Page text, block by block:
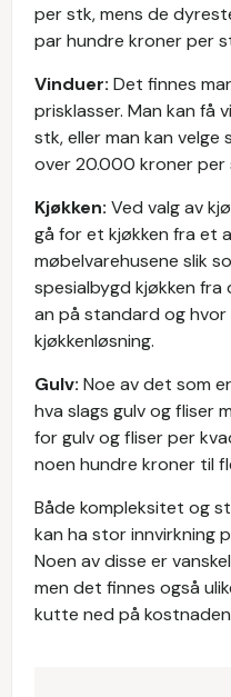
per stk, mens de
par hundre kroner per
Vinduer: Det finnes
prisklasser. Man kan få
stk, eller man kan velge
over 20.000 kroner per
Kjøkken: Ved valg av
gå for et kjøkken fra et
møbelvarehusene slik
spesialbygd kjøkken fra
an på standard og hvor
kjøkkenløsning.
Gulv: Noe av det som
hva slags gulv og fliser
for gulv og fliser per
noen hundre kroner til
Både kompleksitet og
kan ha stor innvirkning
Noen av disse er
men det finnes også
kutte ned på